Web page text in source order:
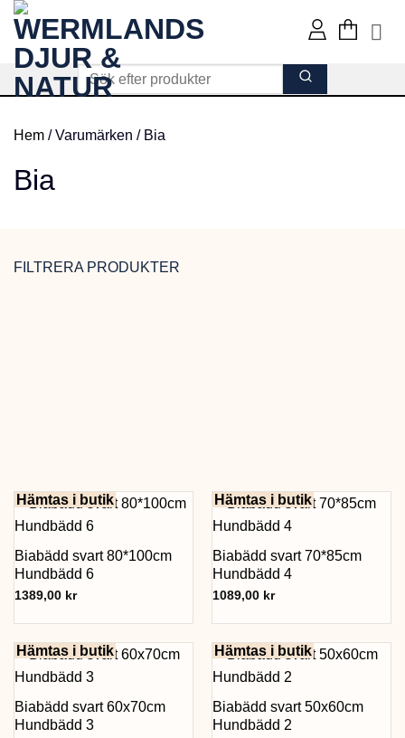
Skip
content
Hem /Varumärken / Bia
Bia
FILTRERA PRODUKTER
Hämtas i butik
Biabädd svart 80*100cm
Hundbädd 6
1389,00 kr
Hämtas i butik
Biabädd svart 70*85cm
Hundbädd 4
1089,00 kr
Hämtas i butik
Biabädd svart 60x70cm
Hundbädd 3
Hämtas i butik
Biabädd svart 50x60cm
Hundbädd 2